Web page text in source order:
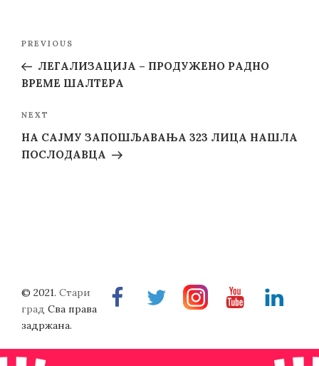
Post
Previous
Post
PREVIOUS
ЛЕГАЛИЗАЦИЈА – ПРОДУЖЕНО РАДНО
ВРЕМЕ ШАЛТЕРА
Next
Post
NEXT
НА САЈМУ ЗАПОШЉАВАЊА 323 ЛИЦА НАШЛА
ПОСЛОДАВЦА
FacebookTwitterInstragramYoutubeLinkedin
© 2021. Стари
град Сва права
задржана.